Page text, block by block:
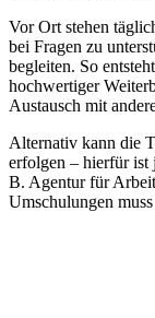
Vor Ort stehen
bei Fragen zu
begleiten. So
hochwertiger
Austausch mit
Alternativ kann die
erfolgen – hierfür ist
B. Agentur für
Umschulungen